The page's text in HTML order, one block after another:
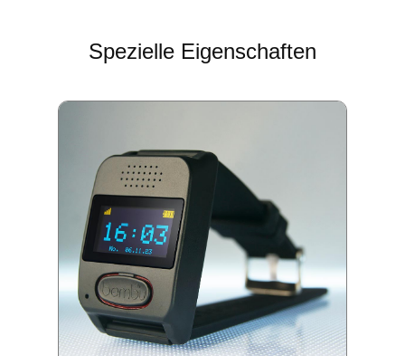
Spezielle Eigenschaften